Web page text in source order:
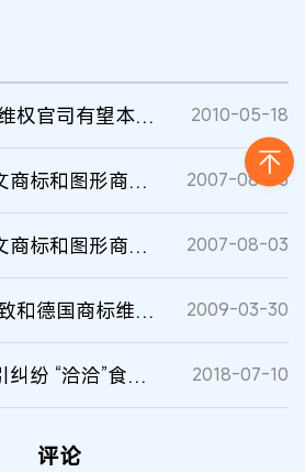
洽洽商标德国维权官司有望本月开庭 2010-05-18
合肥“洽洽”英文商标和图形商标在德国被抢注 2007-08-03
合肥“洽洽”英文商标和图形商标在德国被抢注 2007-08-03
中华老字号王致和德国商标维权案即将终审判决 2009-03-30
“小而香”商标引纠纷 “洽洽”食品来维权 2018-07-10
评论